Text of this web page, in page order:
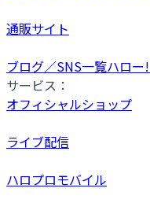
通販サイト
ブログ／SNS一覧ハロー
サービス：
オフィシャルショップ
ライブ配信
ハロプロモバイル